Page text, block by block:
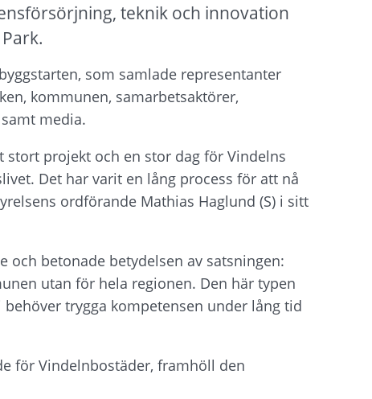
teknik och innovation
som samlade representanter
kommunen, samarbetsaktörer,
media.
projekt och en stor dag för Vindelns
Det har varit en lång process för att nå
ordförande Mathias Haglund (S) i sitt
och betonade betydelsen av satsningen:
utan för hela regionen. Den här typen
trygga kompetensen under lång tid
för Vindelnbostäder, framhöll den